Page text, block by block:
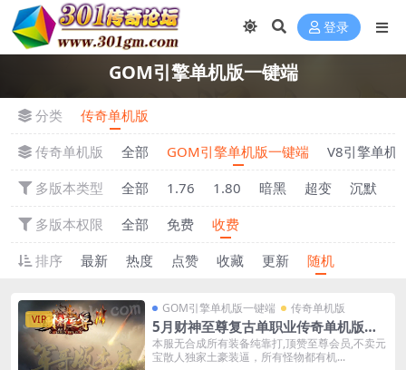
登录
GOM引擎单机版一键端
分类
传奇单机版
传奇单机版
全部 GOM引擎单机版一键端
V8引擎单机
多版本类型
全部 1.76 1.80 暗黑 超变 沉默
多版本权限
全部 免费
收费
排序
最新 热度 点赞 收藏 更新 随机
VIP
GOM引擎单机版一键端 传奇单机版
5月财神至尊复古单职业传奇单机版一
键端-附带GM后台
本服无合成所有装备纯靠打,顶赞至尊会员,不卖元
宝散人独家土豪装逼，所有怪物都有机...